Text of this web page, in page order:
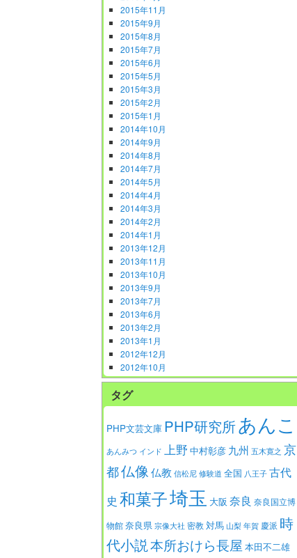
2015年11月
2015年9月
2015年8月
2015年7月
2015年6月
2015年5月
2015年3月
2015年2月
2015年1月
2014年10月
2014年9月
2014年8月
2014年7月
2014年5月
2014年4月
2014年3月
2014年2月
2014年1月
2013年12月
2013年11月
2013年10月
2013年9月
2013年7月
2013年6月
2013年2月
2013年1月
2012年12月
2012年10月
タグ
PHP文芸文庫 PHP研究所あんこ
あんみつ インド 上野 中村彰彦 九州 五木寛之 京
都仏像仏教 信松尼 修験道 全国 八王子 古代
史 和菓子埼玉 大阪 奈良 奈良国立博
物館奈良県 宗像大社 密教対馬 山梨 年賀 慶派 時
代小説本所おけら長屋 本田不二雄